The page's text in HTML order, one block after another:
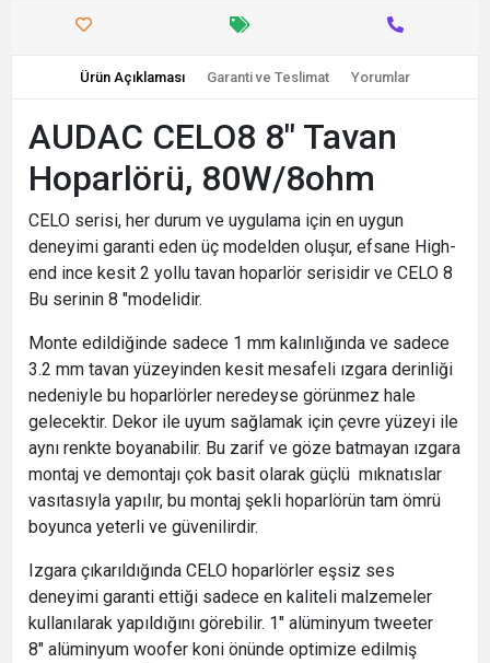
Ürün Açıklaması Garanti ve Teslimat Yorumlar
AUDAC CELO8 8" Tavan
Hoparlörü, 80W/8ohm
CELO serisi, her durum ve uygulama için en uygun
deneyimi garanti eden üç modelden oluşur, efsane High-
end ince kesit 2 yollu tavan hoparlör serisidir ve CELO 8
Bu serinin 8 "modelidir.
Monte edildiğinde sadece 1 mm kalınlığında ve sadece
3.2 mm tavan yüzeyinden kesit mesafeli ızgara derinliği
nedeniyle bu hoparlörler neredeyse görünmez hale
gelecektir. Dekor ile uyum sağlamak için çevre yüzeyi ile
aynı renkte boyanabilir. Bu zarif ve göze batmayan ızgara
montaj ve demontajı çok basit olarak güçlü mıknatıslar
vasıtasıyla yapılır, bu montaj şekli hoparlörün tam ömrü
boyunca yeterli ve güvenilirdir.
Izgara çıkarıldığında CELO hoparlörler eşsiz ses
deneyimi garanti ettiği sadece en kaliteli malzemeler
kullanılarak yapıldığını görebilir. 1" alüminyum tweeter
8" alüminyum woofer koni önünde optimize edilmiş